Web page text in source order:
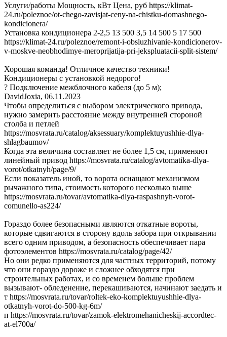
Услуги/работы Мощность, кВт Цена, руб https://klimat-
24.ru/poleznoe/ot-chego-zavisjat-ceny-na-chistku-domashnego-
kondicionera/
Установка кондиционера 2-2,5 13 500 3,5 14 500 5 17 500
https://klimat-24.ru/poleznoe/remont-i-obsluzhivanie-kondicionerov-
v-moskve-neobhodimye-meroprijatija-pri-jekspluatacii-split-sistem/
Хорошая команда! Отличное качество техники!
Кондиционеры с установкой недорого!
? Подключение межблочного кабеля (до 5 м);
DavidJoxia, 06.11.2023
Чтобы определиться с выбором электрического привода,
нужно замерить расстояние между внутренней стороной
столба и петлей
https://mosvrata.ru/catalog/aksessuary/komplektuyushhie-dlya-
shlagbaumov/
Когда эта величина составляет не более 1,5 см, применяют
линейный привод https://mosvrata.ru/catalog/avtomatika-dlya-
vorot/otkatnyh/page/9/
Если показатель иной, то ворота оснащают механизмом
рычажного типа, стоимость которого несколько выше
https://mosvrata.ru/tovar/avtomatika-dlya-raspashnyh-vorot-
comunello-as224/
Гораздо более безопасными являются откатные вороты,
которые сдвигаются в сторону вдоль забора при открывании
всего одним приводом, а безопасность обеспечивает пара
фотоэлементов https://mosvrata.ru/catalog/page/42/
Но они редко применяются для частных территорий, потому
что они гораздо дороже и сложнее обходятся при
строительных работах, и со временем больше проблем
вызывают- обледенение, перекашиваются, начинают заедать и
т https://mosvrata.ru/tovar/roltek-eko-komplektuyushhie-dlya-
otkatnyh-vorot-do-500-kg-6m/
п https://mosvrata.ru/tovar/zamok-elektromehanicheskij-accordtec-
at-el700a/